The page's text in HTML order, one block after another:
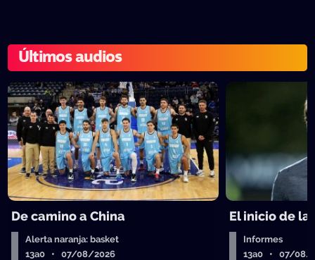
Últimos audios
De camino a China
Alerta naranja: basket
13a0 • 07/08/2026
El inicio de la
Informes
13a0 • 07/08/